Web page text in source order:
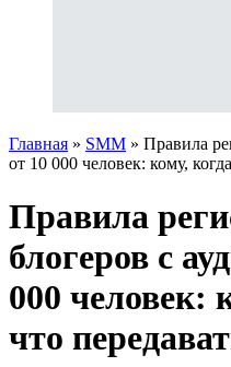
Главная » SMM » Правила
от 10 000 человек: кому,
Правила
блогеров с
000 человек:
что